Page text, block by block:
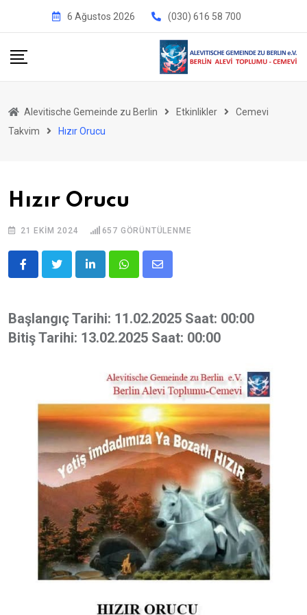
6 Ağustos 2026 (030) 616 58 700
Alevitische Gemeinde zu Berlin Etkinlikler
Cemevi
Takvim
Hızır Orucu
Hızır Orucu
21 EKIM 2024 657 GÖRÜNTÜLENME
LinkedInWhatsapp
E-
ile
Paylaş
Başlangıç Tarihi: 11.02.2025 Saat: 00:00
Bitiş Tarihi: 13.02.2025 Saat: 00:00